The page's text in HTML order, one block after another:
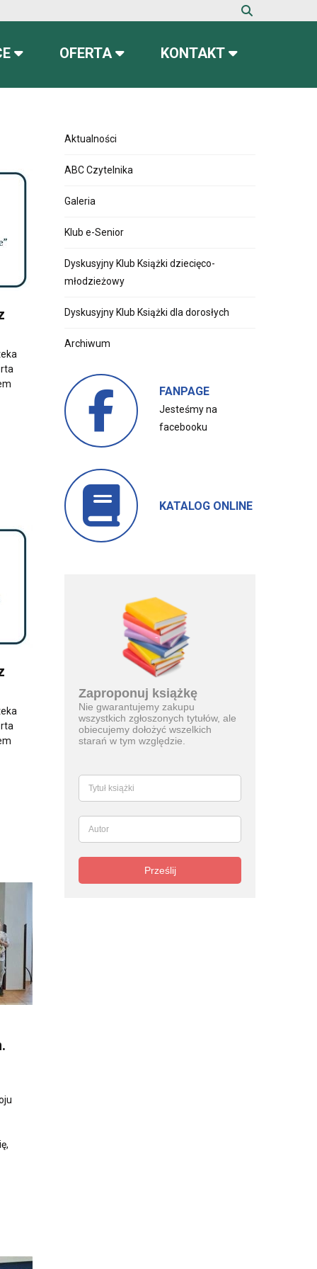
OFERTA KONTAKT
Aktualności
ABC Czytelnika
Galeria
Klub e-Senior
Dyskusyjny Klub Książki dziecięco-
młodzieżowy
Dyskusyjny Klub Książki dla dorosłych
Archiwum
FANPAGE
Jesteśmy na
facebooku
KATALOG ONLINE
Zaproponuj książkę
Nie gwarantujemy zakupu
wszystkich zgłoszonych tytułów, ale
obiecujemy dołożyć wszelkich
starań w tym względzie.
Prześlij